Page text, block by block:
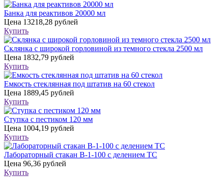
Банка для реактивов 20000 мл
Цена 13218,28 рублей
Купить
Склянка с широкой горловиной из темного стекла 2500 мл
Цена 1832,79 рублей
Купить
Емкость стеклянная под штатив на 60 стекол
Цена 1889,45 рублей
Купить
Ступка с пестиком 120 мм
Цена 1004,19 рублей
Купить
Лабораторный стакан В-1-100 с делением ТС
Цена 96,36 рублей
Купить